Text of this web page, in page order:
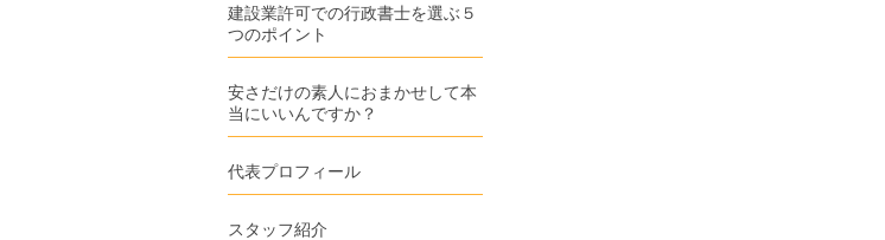
建設業許可での行政書士を選ぶ５
つのポイント
安さだけの素人におまかせして本
当にいいんですか？
代表プロフィール
スタッフ紹介